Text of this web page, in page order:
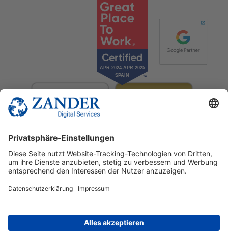
© 2025 Zander Digital Services Deutschland GmbH